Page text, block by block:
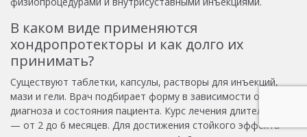
В каком виде применяются
хондропротекторы и как долго их
принимать?
Существуют таблетки, капсулы, растворы для инъекций,
мази и гели. Врач подбирает форму в зависимости от
диагноза и состояния пациента. Курс лечения длительный
— от 2 до 6 месяцев. Для достижения стойкого эффекта